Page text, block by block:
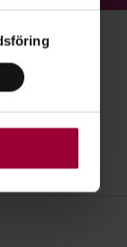
ändra
är